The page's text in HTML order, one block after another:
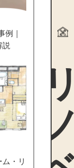
例｜
説
・リ
リ